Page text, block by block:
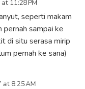
11:28 PM
seperti makam
pernah sampai ke
di situ serasa mirip
pernah ke sana)
at 8:25 AM